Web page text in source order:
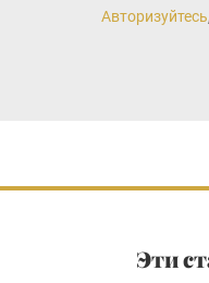
Авторизуйтесь
Эти